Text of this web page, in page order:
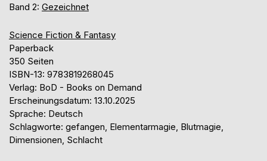
Band 2: Gezeichnet
Science Fiction & Fantasy
Paperback
350 Seiten
ISBN-13: 9783819268045
Verlag: BoD - Books on Demand
Erscheinungsdatum: 13.10.2025
Sprache: Deutsch
Schlagworte: gefangen, Elementarmagie, Blutmagie,
Dimensionen, Schlacht